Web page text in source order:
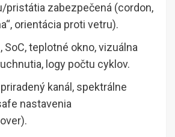
pristátia zabezpečená (cordon,
orientácia proti vetru).
SoC, teplotné okno, vizuálna
logy počtu cyklov.
kanál, spektrálne
nastavenia